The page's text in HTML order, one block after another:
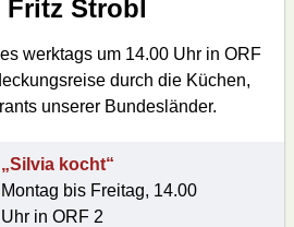
Fritz Strobl
werktags um 14.00 Uhr in ORF
durch die Küchen,
unserer Bundesländer.
„Silvia kocht“
Montag bis Freitag, 14.00
Uhr in ORF 2